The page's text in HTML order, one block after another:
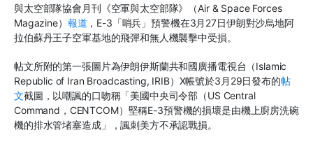
與太空部隊協會月刊《空軍與太空部隊》（Air & Space Forces
Magazine） 報道 ，E-3「哨兵」預警機在3月27日伊朗對沙烏地阿
拉伯蘇丹王子空軍基地的飛彈和無人機襲擊中受損。
帖文所附的第一張圖片為伊朗伊斯蘭共和國廣播電視台（Islamic
Republic of Iran Broadcasting, IRIB）X帳號於3月29日發布的帖
文截圖，以嘲諷的口吻稱「美國中央司令部（US Central
Command，CENTCOM）堅稱E-3預警機的損壞是由機上廚房洗碗
機的排水管堵塞造成」，諷刺美方不承認戰損。